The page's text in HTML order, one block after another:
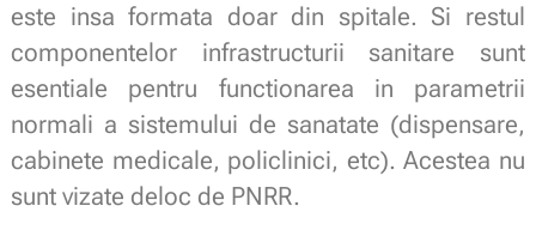
este insa formata doar din spitale. Si restul
componentelor infrastructurii sanitare sunt
esentiale pentru functionarea in parametrii
normali a sistemului de sanatate (dispensare,
cabinete medicale, policlinici, etc). Acestea nu
sunt vizate deloc de PNRR.